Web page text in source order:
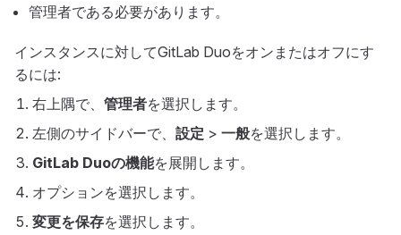
管理者である必要があります。
インスタンスに対してGitLab Duoをオンまたはオフにす
るには:
右上隅で、 管理者を選択します。
左側のサイドバーで、 設定 > 一般を選択します。
GitLab Duoの機能を展開します。
オプションを選択します。
変更を保存を選択します。